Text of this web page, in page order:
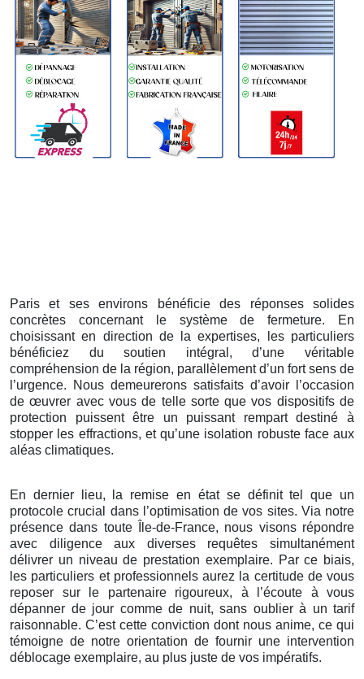
Paris et ses environs bénéficie des réponses solides
concrètes concernant le système de fermeture. En
choisissant en direction de la expertises, les particuliers
bénéficiez du soutien intégral, d’une véritable
compréhension de la région, parallèlement d’un fort sens de
l’urgence. Nous demeurerons satisfaits d’avoir l’occasion
de œuvrer avec vous de telle sorte que vos dispositifs de
protection puissent être un puissant rempart destiné à
stopper les effractions, et qu’une isolation robuste face aux
aléas climatiques.
En dernier lieu, la remise en état se définit tel que un
protocole crucial dans l’optimisation de vos sites. Via notre
présence dans toute Île-de-France, nous visons répondre
avec diligence aux diverses requêtes simultanément
délivrer un niveau de prestation exemplaire. Par ce biais,
les particuliers et professionnels aurez la certitude de vous
reposer sur le partenaire rigoureux, à l’écoute à vous
dépanner de jour comme de nuit, sans oublier à un tarif
raisonnable. C’est cette conviction dont nous anime, ce qui
témoigne de notre orientation de fournir une intervention
déblocage exemplaire, au plus juste de vos impératifs.